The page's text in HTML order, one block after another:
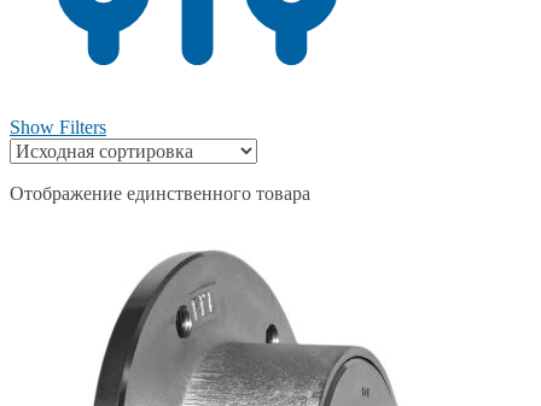
Show Filters
Отображение единственного товара